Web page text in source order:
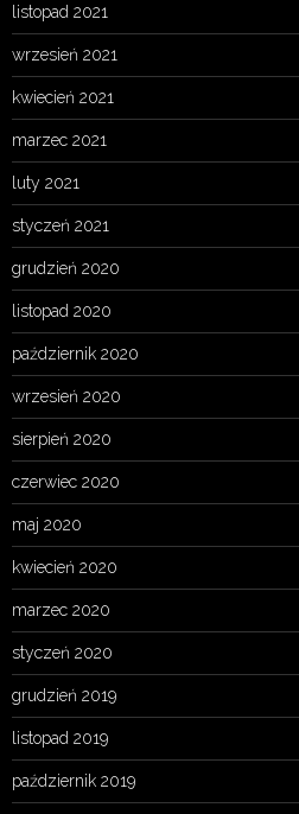
listopad 2021
wrzesień 2021
kwiecień 2021
marzec 2021
luty 2021
styczeń 2021
grudzień 2020
listopad 2020
październik 2020
wrzesień 2020
sierpień 2020
czerwiec 2020
maj 2020
kwiecień 2020
marzec 2020
styczeń 2020
grudzień 2019
listopad 2019
październik 2019